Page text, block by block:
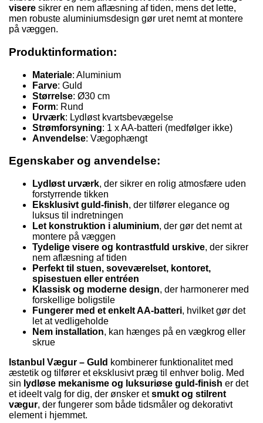
visere sikrer en nem aflæsning af tiden, mens det lette,
men robuste aluminiumsdesign gør uret nemt at montere
på væggen.
Produktinformation:
Materiale: Aluminium
Farve: Guld
Størrelse: Ø30 cm
Form: Rund
Urværk: Lydløst kvartsbevægelse
Strømforsyning: 1 x AA-batteri (medfølger ikke)
Anvendelse: Vægophængt
Egenskaber og anvendelse:
Lydløst urværk, der sikrer en rolig atmosfære uden
forstyrrende tikken
Eksklusivt guld-finish, der tilfører elegance og
luksus til indretningen
Let konstruktion i aluminium, der gør det nemt at
montere på væggen
Tydelige visere og kontrastfuld urskive, der sikrer
nem aflæsning af tiden
Perfekt til stuen, soveværelset, kontoret,
spisestuen eller entréen
Klassisk og moderne design, der harmonerer med
forskellige boligstile
Fungerer med et enkelt AA-batteri, hvilket gør det
let at vedligeholde
Nem installation, kan hænges på en vægkrog eller
skrue
Istanbul Vægur – Guld kombinerer funktionalitet med
æstetik og tilfører et eksklusivt præg til enhver bolig. Med
sin lydløse mekanisme og luksuriøse guld-finish er det
et ideelt valg for dig, der ønsker etsmukt og stilrent
vægur, der fungerer som både tidsmåler og dekorativt
element i hjemmet.